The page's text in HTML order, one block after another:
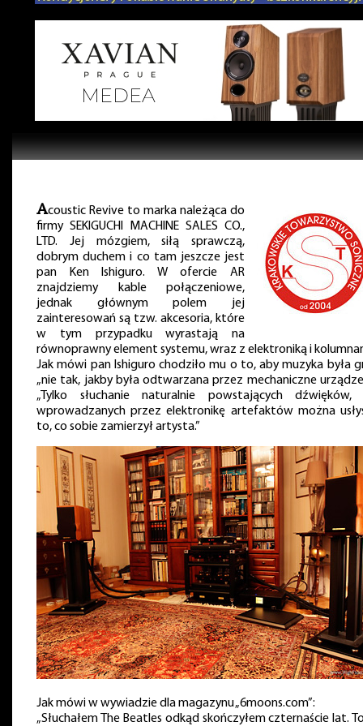
Acoustic Revive to marka należąca do
firmy SEKIGUCHI MACHINE SALES CO.,
LTD. Jej mózgiem, siłą sprawczą,
dobrym duchem i co tam jeszcze jest
pan Ken Ishiguro. W ofercie AR
znajdziemy kable połączeniowe,
jednak głównym polem jej
zainteresowań są tzw. akcesoria, które
w tym przypadku wyrastają na
równoprawny element systemu, wraz z elektroniką i
Jak mówi pan Ishiguro chodziło mu o to, aby muzyka była
„nie tak, jakby była odtwarzana przez mechaniczne
„Tylko słuchanie naturalnie powstających dźwięków,
wprowadzanych przez elektronikę artefaktów można
to, co sobie zamierzył artysta.”
Jak mówi w wywiadzie dla magazynu „6moons.com”:
„Słuchałem The Beatles odkąd skończyłem czternaście lat.